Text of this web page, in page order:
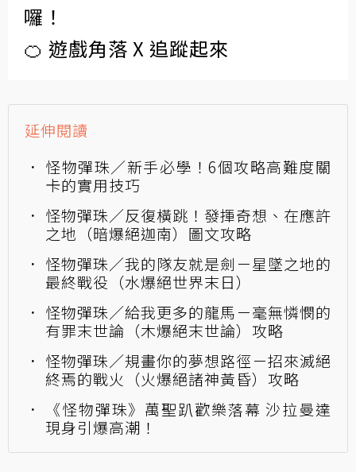
囉！
🍊 遊戲角落 X 追蹤起來
延伸閱讀
怪物彈珠／新手必學！6個攻略高難度關
卡的實用技巧
怪物彈珠／反復橫跳！發揮奇想、在應許
之地（暗爆絕迦南）圖文攻略
怪物彈珠／我的隊友就是劍－星墜之地的
最終戰役（水爆絕世界末日）
怪物彈珠／給我更多的龍馬－毫無憐憫的
有罪末世論（木爆絕末世論）攻略
怪物彈珠／規畫你的夢想路徑－招來滅絕
終焉的戰火（火爆絕諸神黃昏）攻略
《怪物彈珠》萬聖趴歡樂落幕 沙拉曼達
現身引爆高潮！